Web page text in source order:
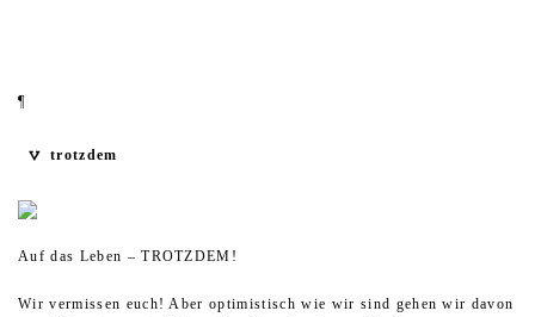
¶
trotzdem
Auf das Leben – TROTZDEM!
Wir vermissen euch! Aber optimistisch wie wir sind gehen wir davon